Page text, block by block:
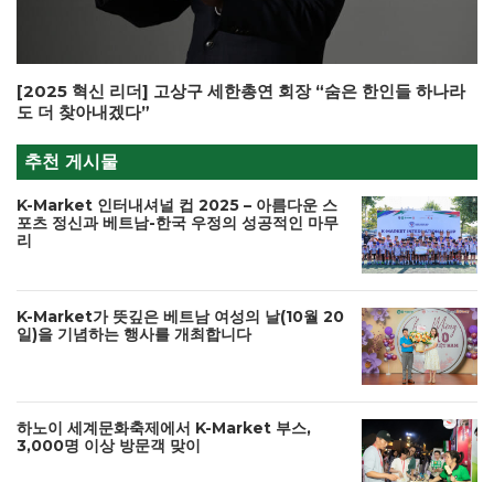
[2025 혁신 리더] 고상구 세한총연 회장 “숨은 한인들 하나라
도 더 찾아내겠다”
추천 게시물
K-Market 인터내셔널 컵 2025 – 아름다운 스
포츠 정신과 베트남-한국 우정의 성공적인 마무
리
K-Market가 뜻깊은 베트남 여성의 날(10월 20
일)을 기념하는 행사를 개최합니다
하노이 세계문화축제에서 K-Market 부스,
3,000명 이상 방문객 맞이